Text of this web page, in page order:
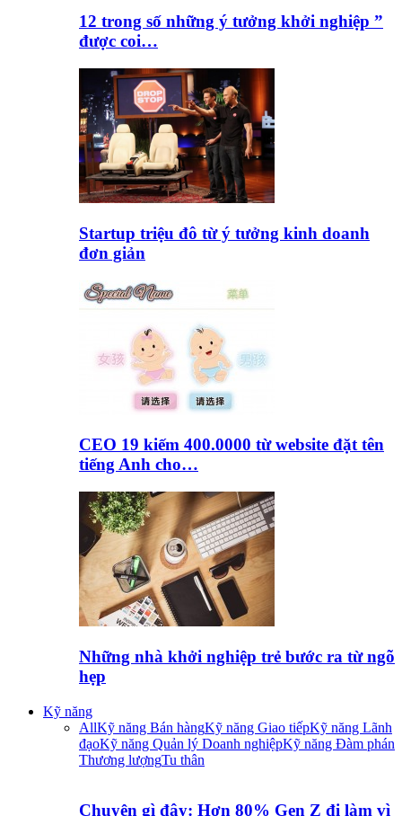
12 trong số những ý tưởng khởi nghiệp ”
được coi…
Startup triệu đô từ ý tưởng kinh doanh
đơn giản
CEO 19 kiếm 400.0000 từ website đặt tên
tiếng Anh cho…
Những nhà khởi nghiệp trẻ bước ra từ ngõ
hẹp
Kỹ năng
AllKỹ năng Bán hàngKỹ năng Giao tiếpKỹ năng Lãnh
đạoKỹ năng Quản lý Doanh nghiệpKỹ năng Đàm phán
Thương lượngTu thân
Chuyện gì đây: Hơn 80% Gen Z đi làm vì